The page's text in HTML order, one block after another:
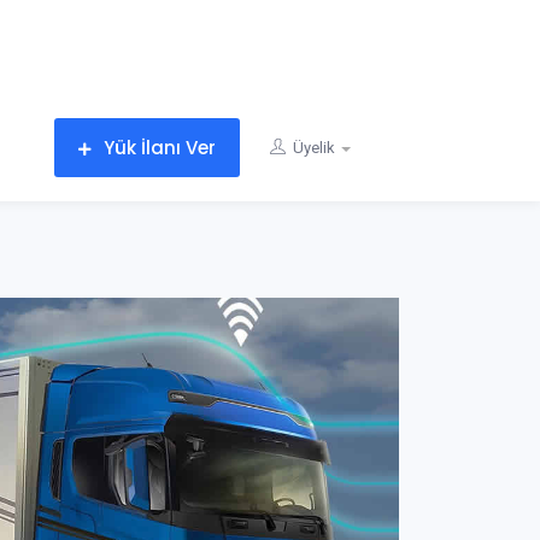
Yük İlanı Ver Üyelik